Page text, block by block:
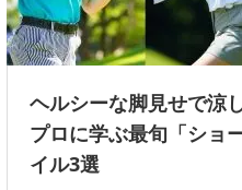
ヘルシーな脚見せで涼
プロに学ぶ最旬「ショ
イル3選